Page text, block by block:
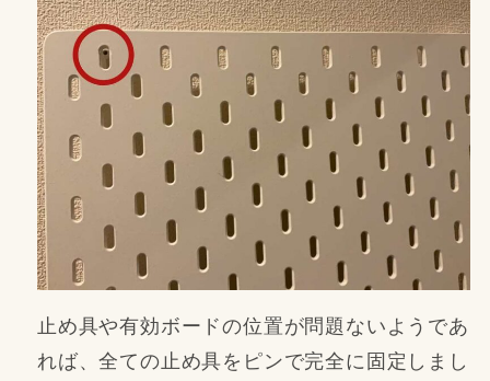
止め具や有効ボードの位置が問題ないようであ
れば、全ての止め具をピンで完全に固定しまし